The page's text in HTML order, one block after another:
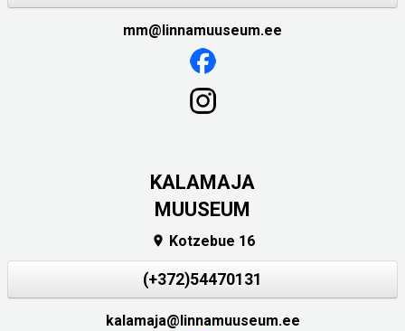
mm@linnamuuseum.ee
KALAMAJA
MUUSEUM
 Kotzebue 16
(+372)54470131
kalamaja@linnamuuseum.ee